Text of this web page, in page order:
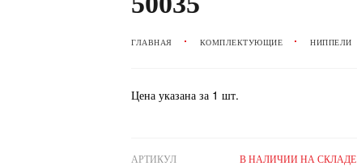
ГЛАВНАЯ КОМПЛЕКТУЮЩИЕ НИППЕЛИ
Цена указана за 1 шт.
АРТИКУЛ В НАЛИЧИИ НА СКЛАДЕ